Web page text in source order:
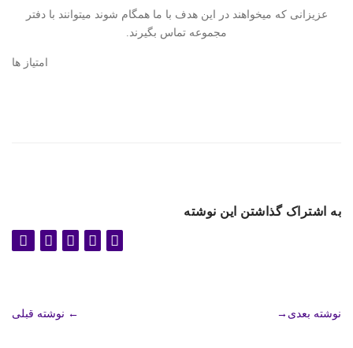
عزیزانی که میخواهند در این هدف با ما همگام شوند میتوانند با دفتر
مجموعه تماس بگیرند.
امتیاز ها
به اشتراک گذاشتن این نوشته
← نوشته قبلی نوشته بعدی →